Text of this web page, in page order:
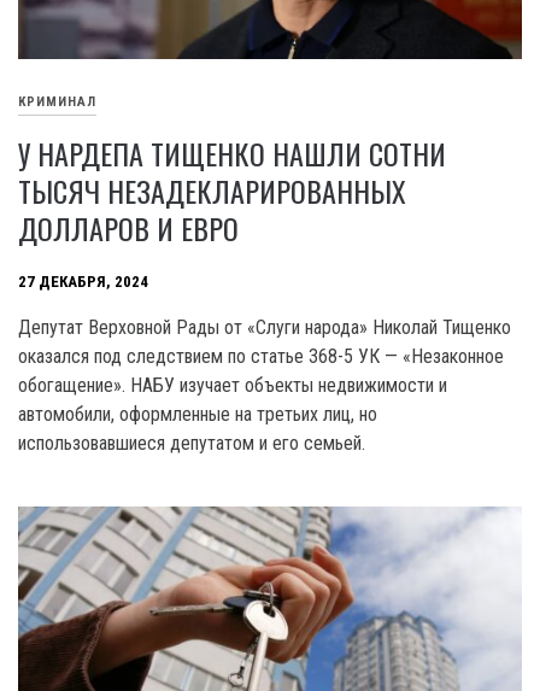
КРИМИНАЛ
У НАРДЕПА ТИЩЕНКО НАШЛИ СОТНИ
ТЫСЯЧ НЕЗАДЕКЛАРИРОВАННЫХ
ДОЛЛАРОВ И ЕВРО
27 ДЕКАБРЯ, 2024
Депутат Верховной Рады от «Слуги народа» Николай Тищенко
оказался под следствием по статье 368-5 УК — «Незаконное
обогащение». НАБУ изучает объекты недвижимости и
автомобили, оформленные на третьих лиц, но
использовавшиеся депутатом и его семьей.